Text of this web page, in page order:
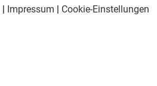
| Impressum | Cookie-Einstellungen